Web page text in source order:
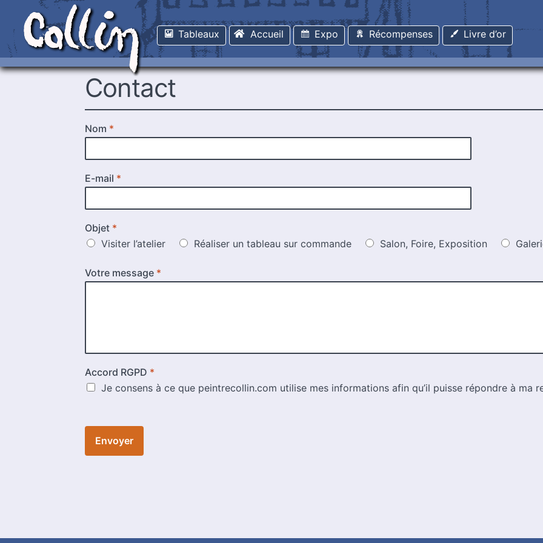
navigation
contenu
Tableaux Accueil Expo Récompenses Livre d’or
Contact
Nom *
E-mail *
Objet *
Visiter l’atelier
Réaliser un tableau sur commande Salon, Foire, Exposition
Votre message *
Accord RGPD *
Je consens à ce que peintrecollin.com utilise mes informations afin qu’il puisse répondre à ma
Envoyer